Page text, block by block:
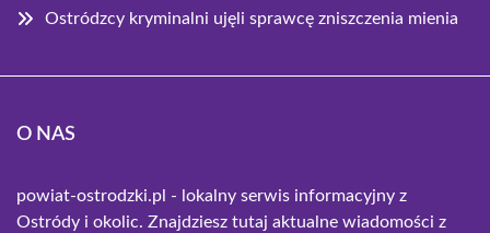
Ostródzcy kryminalni ujęli sprawcę zniszczenia mienia
O NAS
powiat-ostrodzki.pl - lokalny serwis informacyjny z
Ostródy i okolic. Znajdziesz tutaj aktualne wiadomości z